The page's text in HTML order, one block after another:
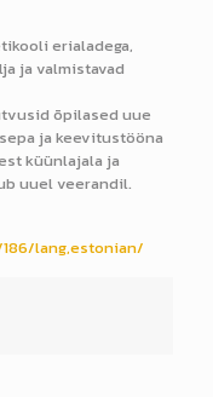
erialadega,
ja valmistavad
õpilased uue
ja keevitustööna
küünlajala ja
uuel veerandil.
lang,estonian/